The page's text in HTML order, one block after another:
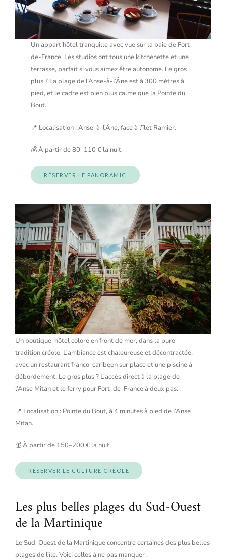
Un appart’hôtel tranquille avec vue sur la baie de Fort-
de-France. Les studios ont tous une kitchenette et une
terrasse, parfait si vous aimez être autonome. Le gros
plus ? La plage de l’Anse-à-l’Âne est à 300 mètres à
pied, et le cadre est bien plus calme que la Pointe du
Bout.
📍 Localisation : Anse-à-l’Âne, face à l’îlet Ramier.
💰 À partir de 80–110 € la nuit.
RÉSERVER LE PANORAMIC
Un boutique-hôtel coloré en front de mer, dans la pure
tradition créole. L’ambiance est chaleureuse et décontractée,
avec un restaurant franco-caribéen sur place et une piscine à
débordement. Le gros plus ? L’accès direct à la plage de
l’Anse Mitan et le ferry pour Fort-de-France à deux pas.
📍 Localisation : Pointe du Bout, à 4 minutes à pied de l’Anse
Mitan.
💰 À partir de 150–200 € la nuit.
RÉSERVER LE CULTURE CRÉOLE
Les plus belles plages du Sud-Ouest
de la Martinique
Le Sud-Ouest de la Martinique concentre certaines des plus belles
plages de l’île. Voici celles à ne pas manquer :